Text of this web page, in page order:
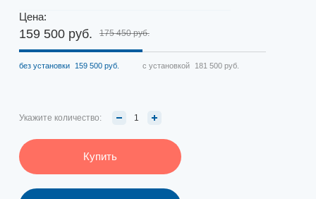
Цена:
159 500 руб. 175 450 руб.
без установки 159 500 руб. с установкой 181 500 руб.
Укажите количество:
Купить